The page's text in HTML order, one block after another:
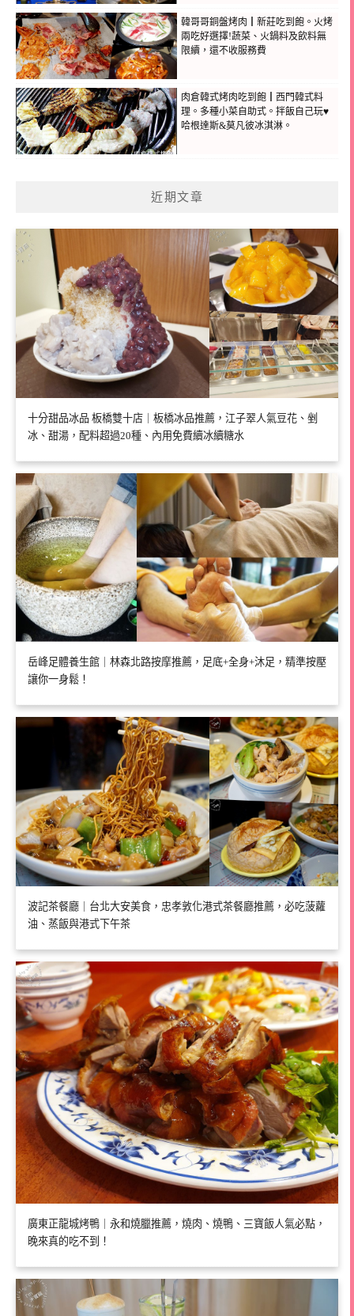
韓哥哥銅盤烤肉┃新莊吃到飽。火烤
兩吃好選擇!蔬菜、火鍋料及飲料無
限續，還不收服務費
肉倉韓式烤肉吃到飽┃西門韓式料
理。多種小菜自助式。拌飯自己玩♥
哈根達斯&莫凡彼冰淇淋。
近期文章
十分甜品冰品 板橋雙十店｜板橋冰品推薦，江子翠人氣豆花、剉
冰、甜湯，配料超過20種、內用免費續冰續糖水
岳峰足體養生館｜林森北路按摩推薦，足底+全身+沐足，精準按壓
讓你一身鬆！
波記茶餐廳｜台北大安美食，忠孝敦化港式茶餐廳推薦，必吃菠蘿
油、蒸飯與港式下午茶
廣東正龍城烤鴨｜永和燒臘推薦，燒肉、燒鴨、三寶飯人氣必點，
晚來真的吃不到！